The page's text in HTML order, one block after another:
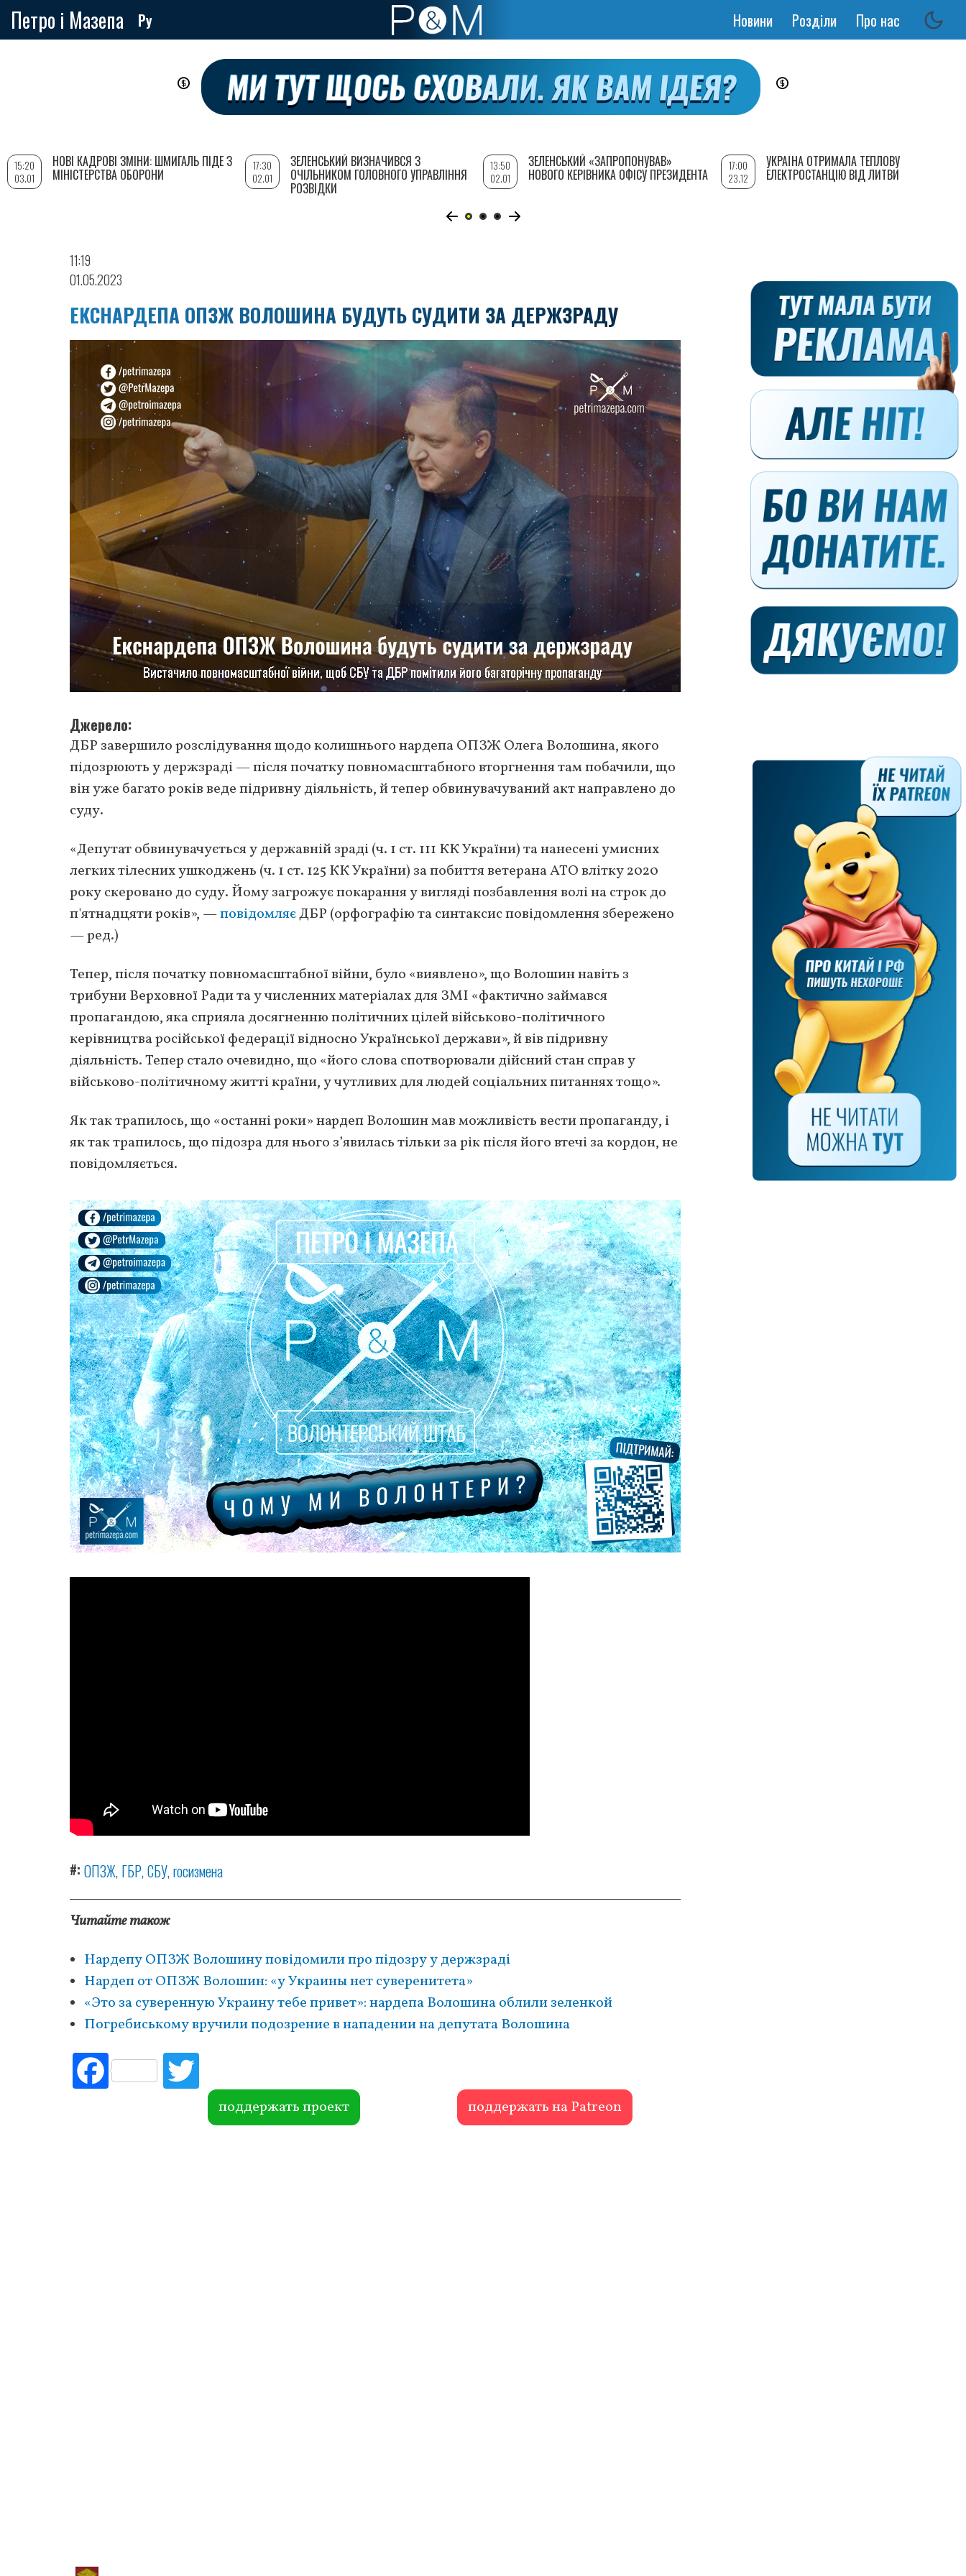
Петро і Мазепа Ру
Основная
Новини Розділи Про нас
11:19
01.05.2023
ЕКСНАРДЕПА ОПЗЖ ВОЛОШИНА БУДУТЬ СУДИТИ ЗА ДЕРЖЗРАДУ
Джерело
ДБР завершило розслідування щодо колишнього нардепа ОПЗЖ Олега Волошина, якого
підозрюють у держзраді — після початку повномасштабного вторгнення там побачили, що
він уже багато років веде підривну діяльність, й тепер обвинувачуваний акт направлено до
суду.
«Депутат обвинувачується у державній зраді (ч. 1 ст. 111 КК України) та нанесені умисних
легких тілесних ушкоджень (ч. 1 ст. 125 КК України) за побиття ветерана АТО влітку 2020
року скеровано до суду. Йому загрожує покарання у вигляді позбавлення волі на строк до
п'ятнадцяти років», —повідомляєДБР (орфографію та синтаксис повідомлення збережено
— ред.)
Тепер, після початку повномасштабної війни, було «виявлено», що Волошин навіть з
трибуни Верховної Ради та у численних матеріалах для ЗМІ «фактично займався
пропагандою, яка сприяла досягненню політичних цілей військово-політичного
керівництва російської федерації відносно Української держави», й вів підривну
діяльність. Тепер стало очевидно, що «його слова спотворювали дійсний стан справ у
військово-політичному житті країни, у чутливих для людей соціальних питаннях тощо».
Як так трапилось, що «останні роки» нардеп Волошин мав можливість вести пропаганду, і
як так трапилось, що підозра для нього з’явилась тільки за рік після його втечі за кордон, не
повідомляється.
# ОПЗЖ ГБР СБУ госизмена
Читайте також
Нардепу ОПЗЖ Волошину повідомили про підозру у держзраді
Нардеп от ОПЗЖ Волошин: «у Украины нет суверенитета»
«Это за суверенную Украину тебе привет»: нардепа Волошина облили зеленкой
Погребиському вручили подозрение в нападении на депутата Волошина
Fac
ebo itte
r поддержать проект поддержать на Patreon
15:20
03.01
НОВІ КАДРОВІ ЗМІНИ: ШМИГАЛЬ ПІДЕ З
МІНІСТЕРСТВА ОБОРОНИ
17:30
02.01
ЗЕЛЕНСЬКИЙ ВИЗНАЧИВСЯ З
ОЧІЛЬНИКОМ ГОЛОВНОГО УПРАВЛІННЯ
РОЗВІДКИ
13:50
02.01
ЗЕЛЕНСЬКИЙ «ЗАПРОПОНУВАВ»
НОВОГО КЕРІВНИКА ОФІСУ ПРЕЗИДЕНТА
17:00
23.12
УКРАЇНА ОТРИМАЛА ТЕПЛОВУ
ЕЛЕКТРОСТАНЦІЮ ВІД ЛИТВИ